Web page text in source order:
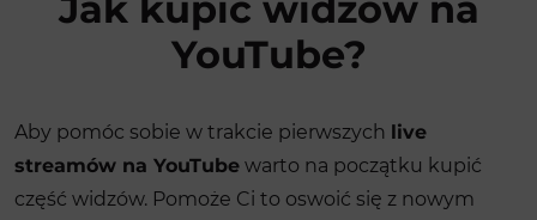
Jak kupić widzów na
YouTube?
Aby pomóc sobie w trakcie pierwszych
live
streamów na YouTube warto na początku kupić
część widzów. Pomoże Ci to oswoić się z nowym